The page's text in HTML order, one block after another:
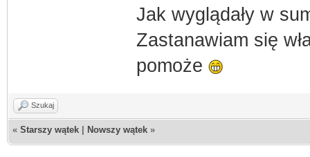
Jak wyglądały w
Zastanawiam się
pomoże
Szukaj
« Starszy wątek Nowszy wątek »